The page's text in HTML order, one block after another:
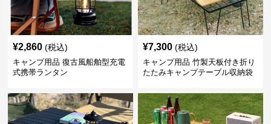
¥2,860 (税込)
キャンプ用品 復古風船舶型充電
式携帯ランタン
¥7,300 (税込)
キャンプ用品 竹製天板付き折り
たたみキャンプテーブル収納袋